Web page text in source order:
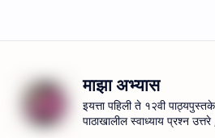
माझा अभ्यास
इयत्ता पहिली ते १२वी
पाठाखालील स्वाध्याय प्रश्न